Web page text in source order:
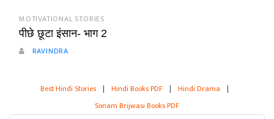
MOTIVATIONAL STORIES
पीछे छूटा इंसान- भाग 2
RAVINDRA
Best Hindi Stories | Hindi Books PDF | Hindi Drama |
Sonam Brijwasi Books PDF